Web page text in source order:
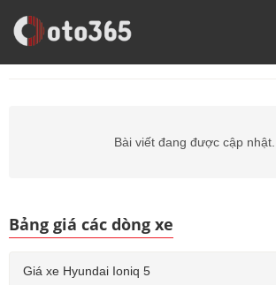
Trang Chủ Giá Xe Ô Tô
Bài viết đang được cập nhật...
Bảng giá các dòng xe
Giá xe Hyundai Ioniq 5